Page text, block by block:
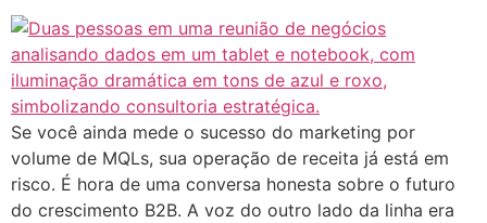
Se você ainda mede o sucesso do marketing por
volume de MQLs, sua operação de receita já está em
risco. É hora de uma conversa honesta sobre o futuro
do crescimento B2B. A voz do outro lado da linha era